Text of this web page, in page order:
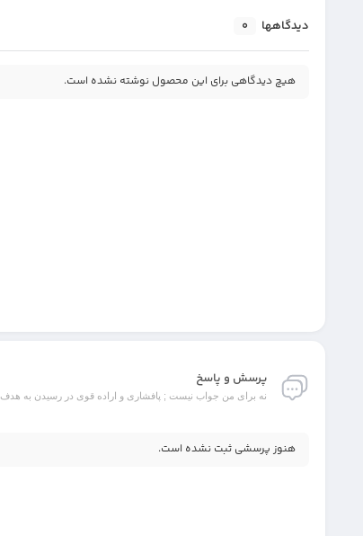
دیدگاهها 0
هیچ دیدگاهی برای این محصول نوشته نشده است.
پرسش و پاسخ
نه برای من جواب نیست ; پافشاری و اراده قوی در رسیدن به هدف
هنوز پرسشی ثبت نشده است.